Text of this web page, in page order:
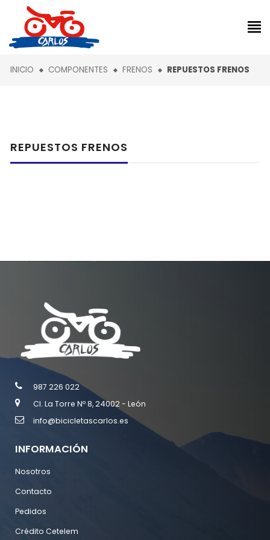
INICIO COMPONENTES FRENOS REPUESTOS FRENOS
REPUESTOS FRENOS
987 226 022
Cl. La Torre Nº 8, 24002 - León
info@bicicletascarlos.es
INFORMACIÓN
Nosotros
Contacto
Pedidos
Crédito Cetelem